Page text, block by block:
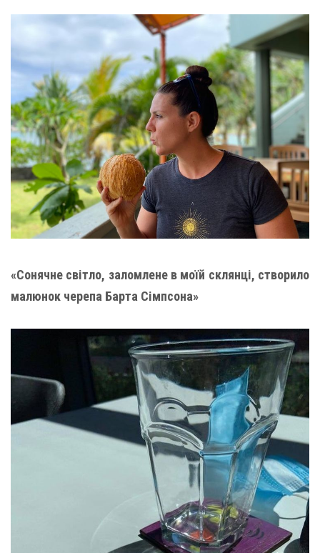
«Сонячне світло, заломлене в моїй склянці, створило
малюнок черепа Барта Сімпсона»